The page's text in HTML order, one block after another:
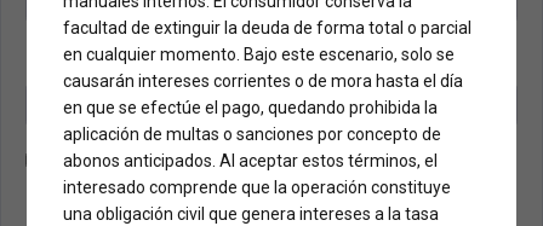
facultad de extinguir la deuda de forma total o parcial
en cualquier momento. Bajo este escenario, solo se
causarán intereses corrientes o de mora hasta el día
en que se efectúe el pago, quedando prohibida la
aplicación de multas o sanciones por concepto de
abonos anticipados. Al aceptar estos términos, el
interesado comprende que la operación constituye
una obligación civil que genera intereses a la tasa